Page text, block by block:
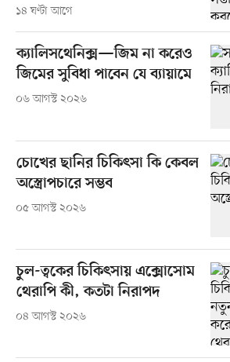
১৪ ঘণ্টা আগে
ক্যালিসথেনিক্স—জিম না করেও
জিমের সুবিধা পাবেন যে ব্যায়ামে
০৬ আগস্ট ২০২৬
চোখের ছানির চিকিৎসা কি কেবল
অস্ত্রোপচারে সম্ভব
০৫ আগস্ট ২০২৬
চুল-ত্বকের চিকিৎসায় এক্সোসোম
থেরাপি কী, কতটা নিরাপদ
০৪ আগস্ট ২০২৬